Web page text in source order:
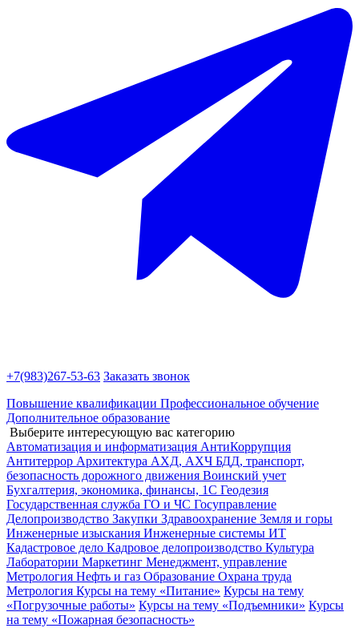
+7(983)267-53-63 Заказать звонок
Повышение квалификации Профессиональное обучение
Дополнительное образование
Выберите интересующую вас категорию
Автоматизация и информатизация АнтиКоррупция
Антитеррор Архитектура АХД, АХЧ БДД, транспорт,
безопасность дорожного движения Воинский учет
Бухгалтерия, экономика, финансы, 1С Геодезия
Государственная служба ГО и ЧС Госуправление
Делопроизводство Закупки Здравоохранение Земля и горы
Инженерные изыскания Инженерные системы ИТ
Кадастровое дело Кадровое делопроизводство Культура
Лаборатории Маркетинг Менеджмент, управление
Метрология Нефть и газ Образование Охрана труда
Метрология Курсы на тему «Питание» Курсы на тему
«Погрузочные работы» Курсы на тему «Подъемники» Курсы
на тему «Пожарная безопасность»